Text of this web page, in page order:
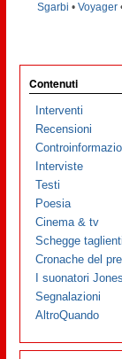
Sgarbi • Voyager
Contenuti
Interventi
Recensioni
Interviste
Testi
Poesia
Cinema & tv
Schegge taglienti
Cronache del
I suonatori Jones
Segnalazioni
AltroQuando